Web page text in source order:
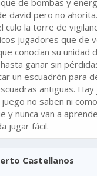
de bombas y
david pero no ahorita.
culo la torre de
jugadores que de
conocían su unidad
ganar sin
un escuadrón para
antiguas.
no saben ni
y nunca van a
jugar fácil.
Castellanos